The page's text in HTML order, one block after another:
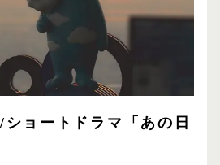
ョートドラマ「あの日